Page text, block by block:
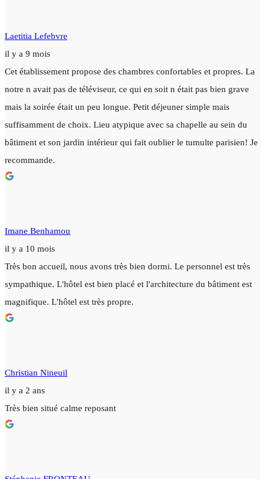
Laetitia Lefebvre
il y a 9 mois
Cet établissement propose des chambres confortables et propres. La
notre n avait pas de téléviseur, ce qui en soit n était pas bien grave
mais la soirée était un peu longue. Petit déjeuner simple mais
suffisamment de choix. Lieu atypique avec sa chapelle au sein du
bâtiment et son jardin intérieur qui fait oublier le tumulte parisien! Je
recommande.
Imane Benhamou
il y a 10 mois
Très bon accueil, nous avons très bien dormi. Le personnel est très
sympathique. L'hôtel est bien placé et l'architecture du bâtiment est
magnifique. L'hôtel est très propre.
Christian Nineuil
il y a 2 ans
Très bien situé calme reposant